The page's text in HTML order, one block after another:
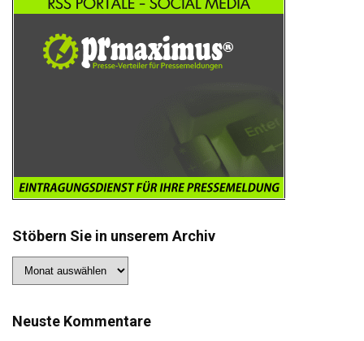
Stöbern Sie in unserem Archiv
Sie
Archiv
Neuste Kommentare